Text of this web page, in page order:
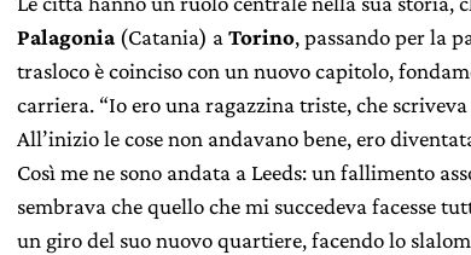
Palagonia (Catania) a Torino, passando per la
trasloco è coinciso con un nuovo capitolo,
carriera. “Io ero una ragazzina triste, che
All’inizio le cose non andavano bene, ero
Così me ne sono andata a Leeds: un fallimento
sembrava che quello che mi succedeva facesse
un giro del suo nuovo quartiere, facendo lo